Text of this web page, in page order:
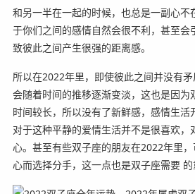
和另一半在一起的时候，也总是一副心不
于你们之间的感情自然会很不利，甚至会
致彼此之间产生很强的距离感。
所以在2022年里，即使彼此之间并没有
会随着时间的推移逐渐变淡，这也是因为
时间较长，所以没有了新鲜感，感情生活
对于这种平静的爱情生活并不是很喜欢，
心。甚至有些双子座的朋友在2022年里
心而选择分手，这一点也是双子座需要 的